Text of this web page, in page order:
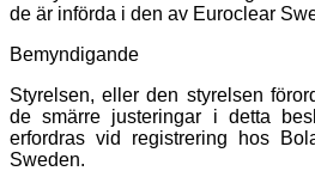
de är införda i den av Euroclear
Bemyndigande
Styrelsen, eller den styrelsen
de smärre justeringar i detta
erfordras vid registrering hos
Sweden.